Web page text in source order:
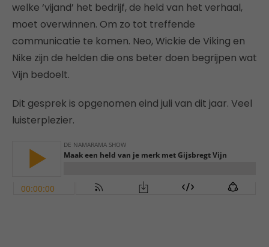
welke ‘vijand’ het bedrijf, de held van het verhaal,
moet overwinnen. Om zo tot treffende
communicatie te komen. Neo, Wickie de Viking en
Nike zijn de helden die ons beter doen begrijpen wat
Vijn bedoelt.
Dit gesprek is opgenomen eind juli van dit jaar. Veel
luisterplezier.